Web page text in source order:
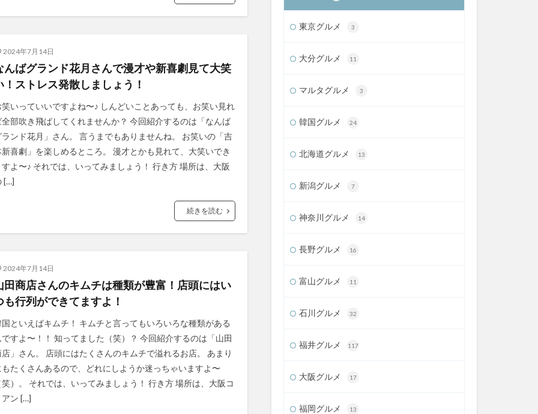
2024年7月14日
んばグランド花月さんで漫才や新喜劇見て大笑
！ストレス発散しましょう！
笑いっていいですよね〜♪ しんどいことあっても、お笑い見れ
全部吹き飛ばしてくれませんか？ 今回紹介するのは「なんば
ランド花月」さん。 言うまでもありませんね。 お笑いの「吉
新喜劇」を楽しめるところ。 漫才とかも見れて、大笑いでき
すよ〜♪ それでは、いってみましょう！ 行き方 場所は、大阪
[…]
続きを読む
2024年7月14日
田商店さんのキムチは種類が豊富！店頭にはい
も行列ができてますよ！
国といえばキムチ！ キムチと言ってもいろいろな種類がある
ですよ〜！！ 知ってました（笑）？ 今回紹介するのは「山田
店」さん。 店頭にはたくさんのキムチで溢れるお店。 あまり
もたくさんあるので、どれにしようか迷っちゃいますよ〜
笑）。 それでは、いってみましょう！ 行き方 場所は、大阪コ
アン […]
東京グルメ 3
大分グルメ 11
マルタグルメ 3
韓国グルメ 24
北海道グルメ 13
新潟グルメ 7
神奈川グルメ 14
長野グルメ 16
富山グルメ 11
石川グルメ 32
福井グルメ 117
大阪グルメ 17
福岡グルメ 13